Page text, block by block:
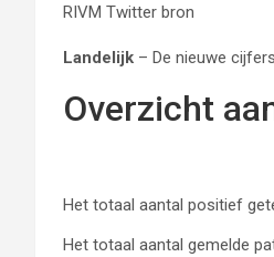
RIVM Twitter bron
Landelijk – De nieuwe
Overzicht
Het totaal aantal positief
Het totaal aantal gemelde